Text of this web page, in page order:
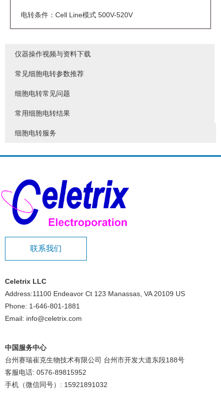
电转条件：Cell Line模式 500V-520V
仪器操作视频与资料下载
常见细胞电转参数推荐
细胞电转常见问题
常用细胞电转结果
细胞电转服务
联系我们
Celetrix LLC
Address:11100 Endeavor Ct 123 Manassas, VA 20109 US
Phone: 1-646-801-1881
Email: info@celetrix.com
中国服务中心
台州赛瑞崔克生物技术有限公司 台州市开发大道东段188号
客服电话: 0576-89815952
手机（微信同号）: 15921891032